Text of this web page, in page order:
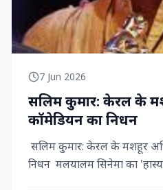
7 Jun 2026
सलिम कुमार: केरल के
कॉमेडियन का निधन
सलिम कुमार: केरल के मशहूर
निधन मलयालम सिनेमा का